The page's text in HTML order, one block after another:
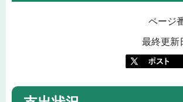
ページ
最終更新